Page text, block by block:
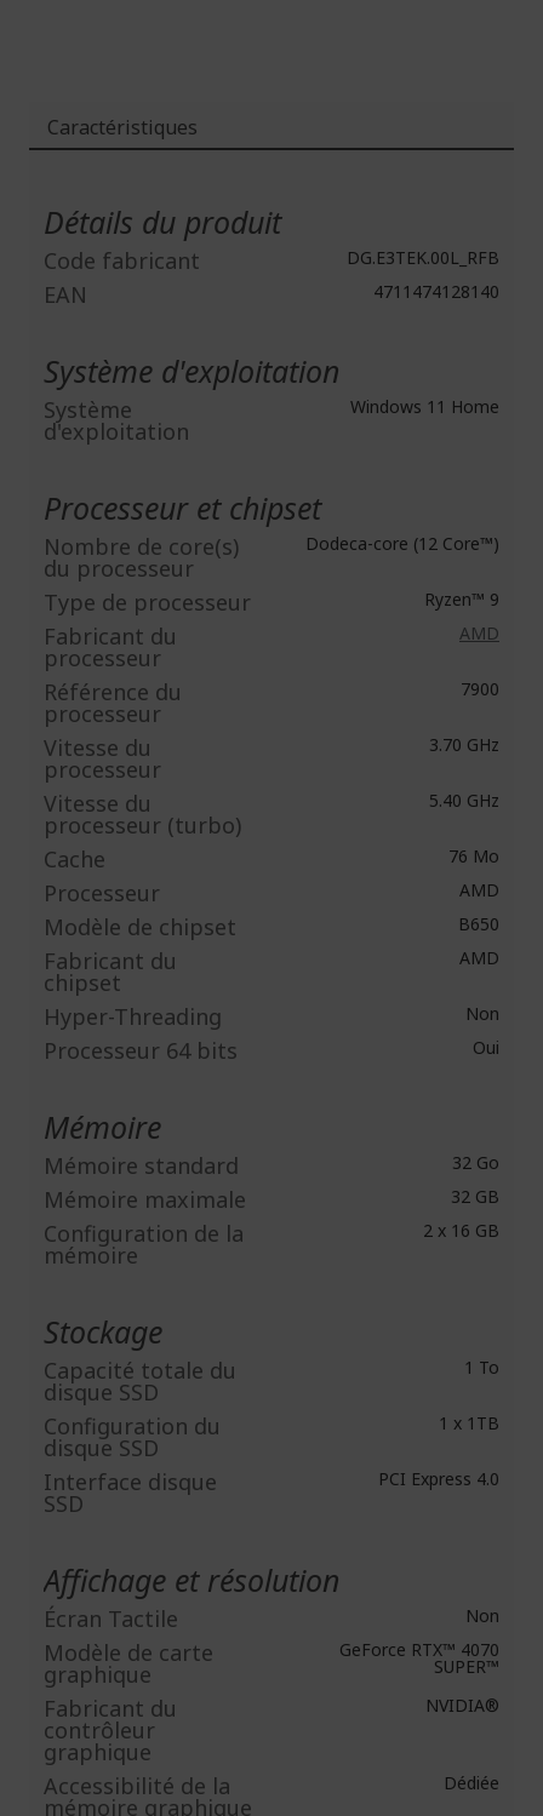
Caractéristiques
Détails du produit
Code fabricant DG.E3TEK.00L_RFB
EAN 4711474128140
Système d'exploitation
Système
d'exploitation
Windows 11 Home
Processeur et chipset
Nombre de core(s)
du processeur
Dodeca-core (12 Core™)
Type de processeur Ryzen™ 9
Fabricant du
processeur
AMD
Référence du
processeur
7900
Vitesse du
processeur
3.70 GHz
Vitesse du
processeur (turbo)
5.40 GHz
Cache 76 Mo
Processeur AMD
Modèle de chipset B650
Fabricant du
chipset
AMD
Hyper-Threading Non
Processeur 64 bits Oui
Mémoire
Mémoire standard 32 Go
Mémoire maximale 32 GB
Configuration de la
mémoire
2 x 16 GB
Stockage
Capacité totale du
disque SSD
1 To
Configuration du
disque SSD
1 x 1TB
Interface disque
SSD
PCI Express 4.0
Affichage et résolution
Écran Tactile Non
Modèle de carte
graphique
GeForce RTX™ 4070
SUPER™
Fabricant du
contrôleur
graphique
NVIDIA®
Accessibilité de la
mémoire graphique
Dédiée